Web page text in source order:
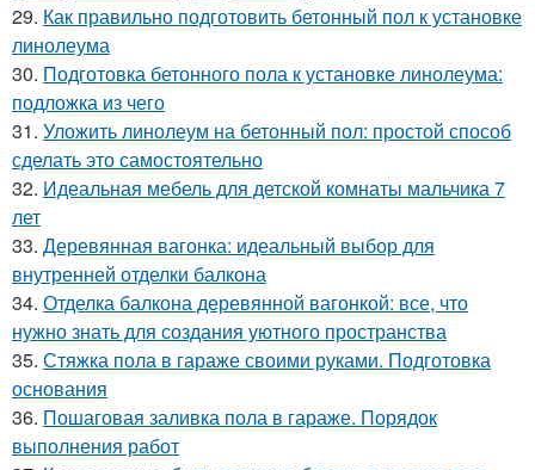
29. Как правильно подготовить бетонный пол к установке
линолеума
30. Подготовка бетонного пола к установке линолеума:
подложка из чего
31. Уложить линолеум на бетонный пол: простой способ
сделать это самостоятельно
32. Идеальная мебель для детской комнаты мальчика 7
лет
33. Деревянная вагонка: идеальный выбор для
внутренней отделки балкона
34. Отделка балкона деревянной вагонкой: все, что
нужно знать для создания уютного пространства
35. Стяжка пола в гараже своими руками. Подготовка
основания
36. Пошаговая заливка пола в гараже. Порядок
выполнения работ